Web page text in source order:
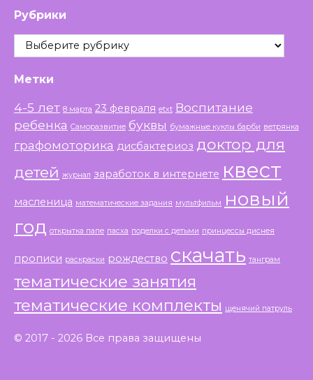
Рубрики
Рубрики
Метки
4-5 лет 8 марта 23 февраля etxt Воспитание
ребенка Саморазвитие буквы бумажные куклы барби ветрянка
графомоторика дисбактериоз доктор для
детей журнал заработок в интернете квест
масленица математические задания мультфильм
новый
год открытка папе пасха поделки с детьми принцессы диснея
прописи раскраски рождество скачать танграм
тематические занятия
тематические комплекты щенячий патруль
© 2017 - 2026 Все права защищены